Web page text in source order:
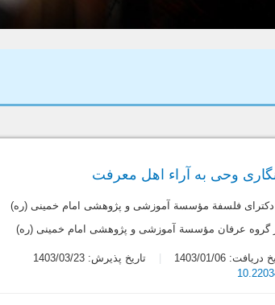
وحی به آراء اهل معرفت
فلسفة مؤسسة آموزشی و پژوهشی امام خمینی (ره)
گروه عرفان مؤسسة آموزشی و پژوهشی امام خمینی (ره)
1403/01/06 تاریخ پذیرش: 1403/03/23